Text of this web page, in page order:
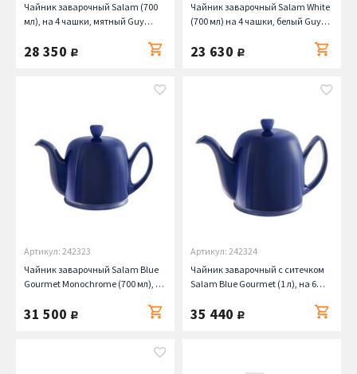
Чайник заварочный Salam (700
мл), на 4 чашки, мятный Guy
28 350 руб.
Чайник заварочный Salam White
(700 мл) на 4 чашки, белый Guy
23 630 руб.
Артикул: 242323
Чайник заварочный Salam Blue
Gourmet Monochrome (700 мл), на
31 500 руб.
Артикул: 242324
Чайник заварочный с ситечком
Salam Blue Gourmet (1 л), на 6
35 440 руб.